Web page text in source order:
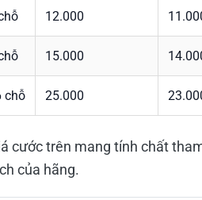
12.000
15.000
chỗ 25.000
cước trên mang tính chất
của hãng.